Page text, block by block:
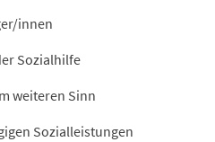
innen
Sozialhilfe
weiteren Sinn
Sozialleistungen